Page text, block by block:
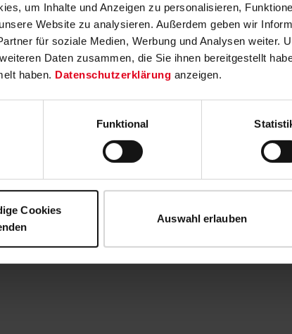
um Inhalte und Anzeigen zu personalisieren,
Website zu analysieren. Außerdem geben wir
für soziale Medien, Werbung und Analysen weiter.
Daten zusammen, die Sie ihnen bereitgestellt
haben. Datenschutzerklärung anzeigen.
Funktional
Cookies
Auswahl erlauben